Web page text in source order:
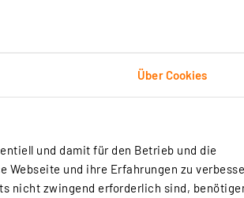
Über Cookies
und damit für den Betrieb und die
und ihre Erfahrungen zu
nicht zwingend erforderlich sind,
Das Namensschild ist
enthalten),